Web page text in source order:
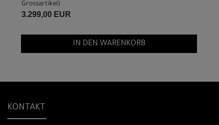
Grossartikel)
3.299,00 EUR
IN DEN WARENKORB
KONTAKT